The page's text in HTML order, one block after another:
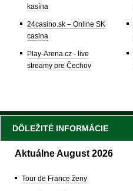
kasína
24casino.sk – Online SK
casina
Play-Arena.cz - live
streamy pre Čechov
DÔLEŽITÉ INFORMÁCIE
Aktuálne August 2026
Tour de France ženy